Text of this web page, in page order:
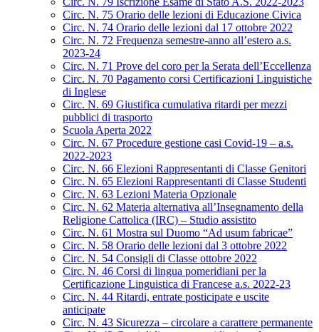
Circ. N. 75 Orario delle lezioni di Educazione Civica
Circ. N. 74 Orario delle lezioni dal 17 ottobre 2022
Circ. N. 72 Frequenza semestre-anno all’estero a.s.
2023-24
Circ. N. 71 Prove del coro per la Serata dell’Eccellenza
Circ. N. 70 Pagamento corsi Certificazioni Linguistiche
di Inglese
Circ. N. 69 Giustifica cumulativa ritardi per mezzi
pubblici di trasporto
Scuola Aperta 2022
Circ. N. 67 Procedure gestione casi Covid-19 – a.s.
2022-2023
Circ. N. 66 Elezioni Rappresentanti di Classe Genitori
Circ. N. 65 Elezioni Rappresentanti di Classe Studenti
Circ. N. 63 Lezioni Materia Opzionale
Circ. N. 62 Materia alternativa all’Insegnamento della
Religione Cattolica (IRC) – Studio assistito
Circ. N. 61 Mostra sul Duomo “Ad usum fabricae”
Circ. N. 58 Orario delle lezioni dal 3 ottobre 2022
Circ. N. 54 Consigli di Classe ottobre 2022
Circ. N. 46 Corsi di lingua pomeridiani per la
Certificazione Linguistica di Francese a.s. 2022-23
Circ. N. 44 Ritardi, entrate posticipate e uscite
anticipate
Circ. N. 43 Sicurezza – circolare a carattere permanente